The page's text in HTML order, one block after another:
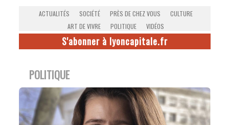
ACTUALITÉS SOCIÉTÉ PRÈS DE CHEZ VOUS
CULTURE
ART DE VIVRE
POLITIQUE VIDÉOS
S'abonner à lyoncapitale.fr
POLITIQUE